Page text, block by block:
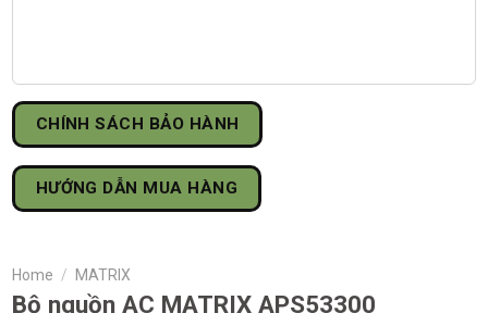
CHÍNH SÁCH BẢO HÀNH
HƯỚNG DẪN MUA HÀNG
Home / MATRIX
Bộ nguồn AC MATRIX APS53300